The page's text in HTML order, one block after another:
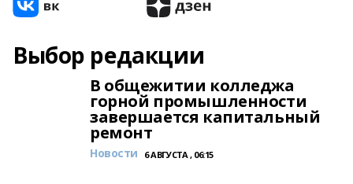
Выбор редакции
В общежитии колледжа
горной промышленности
завершается капитальный
ремонт
Новости 6 АВГУСТА , 06:15